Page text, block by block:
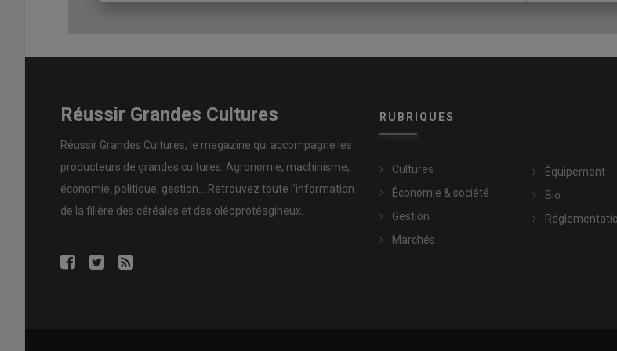
(1) Selon les tarifs Entraid, le coût d’un passage de bineuse est évalué à 40 €/ha (amortissement bineuse et
Réussir Grandes Cultures
Réussir Grandes Cultures, le magazine qui accompagne les
producteurs de grandes cultures Agronomie, machinisme,
économie, politique, gestion … Retrouvez toute l’information
de la filière des céréales et des oléoprotéagineux
RUBRIQUES
Cultures
Économie & société
Gestion
Marchés
Équipement
Bio